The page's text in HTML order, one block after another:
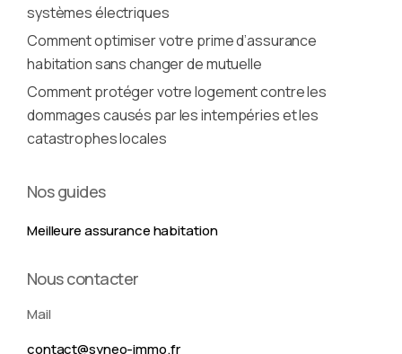
systèmes électriques
Comment optimiser votre prime d’assurance
habitation sans changer de mutuelle
Comment protéger votre logement contre les
dommages causés par les intempéries et les
catastrophes locales
Nos guides
Meilleure assurance habitation
Nous contacter
Mail
contact@syneo-immo.fr